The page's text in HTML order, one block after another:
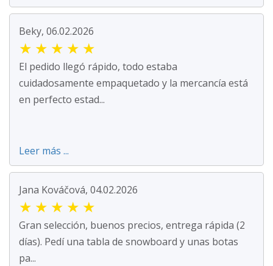
Beky, 06.02.2026
★ ★ ★ ★ ★
El pedido llegó rápido, todo estaba
cuidadosamente empaquetado y la mercancía está
en perfecto estad...
Leer más ...
Jana Kováčová, 04.02.2026
★ ★ ★ ★ ★
Gran selección, buenos precios, entrega rápida (2
días). Pedí una tabla de snowboard y unas botas
pa...